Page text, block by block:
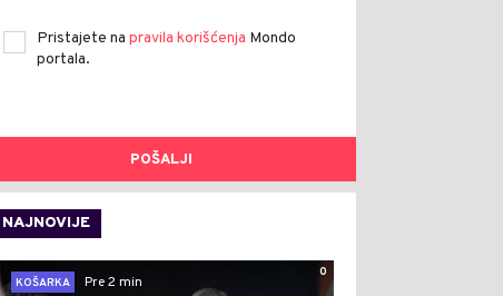
Pristajete na pravila korišćenja Mondo
portala.
POŠALJI
NAJNOVIJE
0
KOŠARKA
Pre 2 min